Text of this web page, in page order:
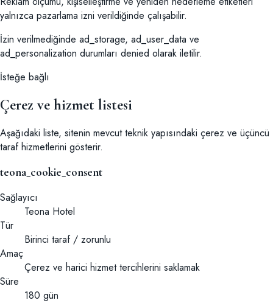
yalnızca pazarlama izni verildiğinde çalışabilir.
İzin verilmediğinde ad_storage, ad_user_data ve
ad_personalization durumları denied olarak iletilir.
İsteğe bağlı
Çerez ve hizmet listesi
Aşağıdaki liste, sitenin mevcut teknik yapısındaki çerez ve üçüncü
taraf hizmetlerini gösterir.
teona_cookie_consent
Sağlayıcı
Teona Hotel
Tür
Birinci taraf / zorunlu
Amaç
Çerez ve harici hizmet tercihlerini saklamak
Süre
180 gün